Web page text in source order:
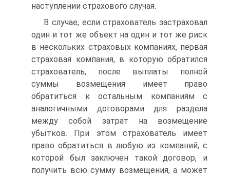
наступлении страхового случая.
В случае, если страхователь застраховал
один и тот же объект на один и тот же риск
в нескольких страховых компаниях, первая
стра­ховая компания, в которую обратился
страхователь, после выплаты полной
суммы возмещения имеет право
обратиться к остальным ком­паниям с
аналогичными договорами для раздела
между собой затрат на возмещение
убытков. При этом страхователь имеет
право обра­титься в любую из компаний, с
которой был заключен такой договор, и
получить всю сумму возмещения, а может